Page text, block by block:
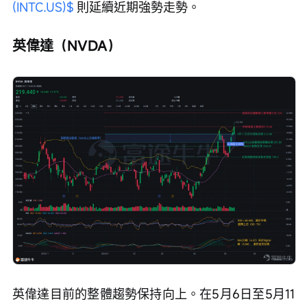
(INTC.US)$ 則延續近期強勢走勢。
英偉達（NVDA）
英偉達目前的整體趨勢保持向上。在5月6日至5月11